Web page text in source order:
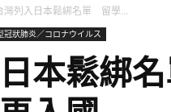
灣列入日本鬆綁名單 留學...
冠狀肺炎／コロナウイルス
本鬆綁